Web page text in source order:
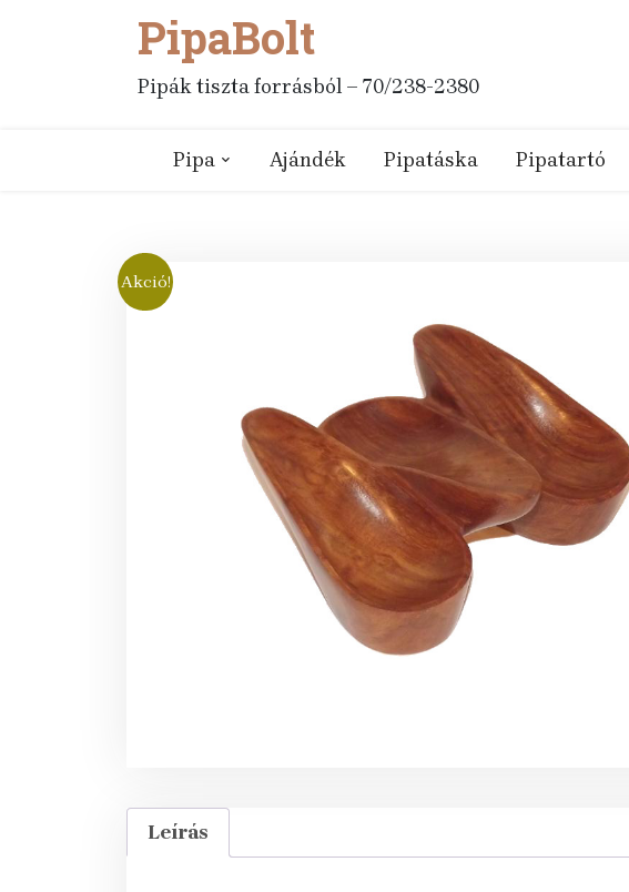
PipaBolt
Pipák tiszta forrásból – 70/238-2380
Pipa Ajándék Pipatáska Pipatartó
Akció!
Leírás